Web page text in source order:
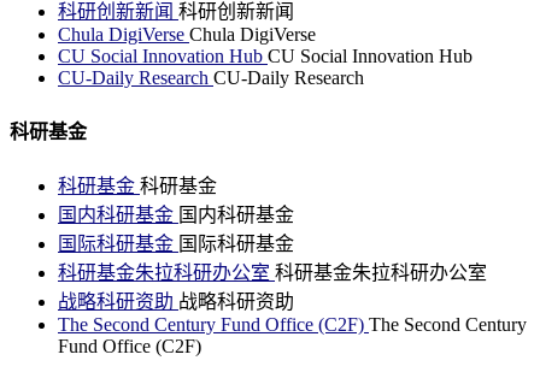
科研创新新闻 科研创新新闻
Chula DigiVerse Chula DigiVerse
CU Social Innovation Hub CU Social Innovation Hub
CU-Daily Research CU-Daily Research
科研基金
科研基金 科研基金
国内科研基金 国内科研基金
国际科研基金 国际科研基金
科研基金朱拉科研办公室 科研基金朱拉科研办公室
战略科研资助 战略科研资助
The Second Century Fund Office (C2F) The Second Century
Fund Office (C2F)